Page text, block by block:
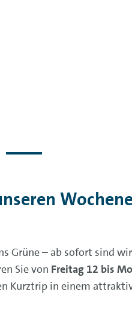
Grüne – ab sofort sind
Sie von Freitag 12 bis
Kurztrip in einem